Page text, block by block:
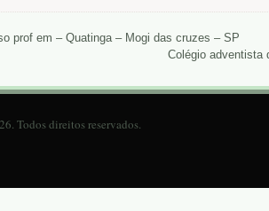
prof em – Quatinga – Mogi das cruzes – SP
Colégio adventista
Todos direitos reservados.